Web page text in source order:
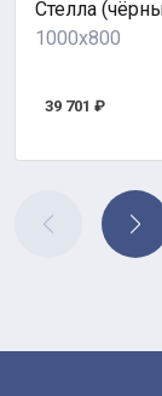
Стелла
1000x800
39 701 ₽